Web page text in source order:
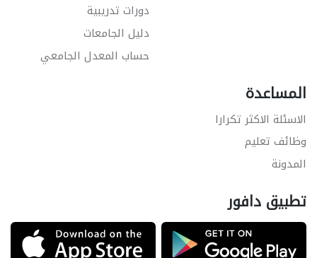
دورات تدريبية
دليل الجامعات
حساب المعدل الجامعي
المساعدة
الاسئلة الاكثر تكرارا
وظائف تعليم
المدونة
تطبيق دافور